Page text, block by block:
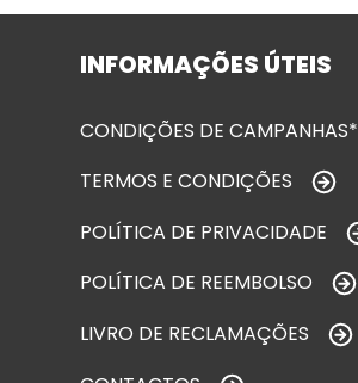
INFORMAÇÕES ÚTEIS
CONDIÇÕES DE CAMPANHAS*
TERMOS E CONDIÇÕES
POLÍTICA DE PRIVACIDADE
POLÍTICA DE REEMBOLSO
LIVRO DE RECLAMAÇÕES